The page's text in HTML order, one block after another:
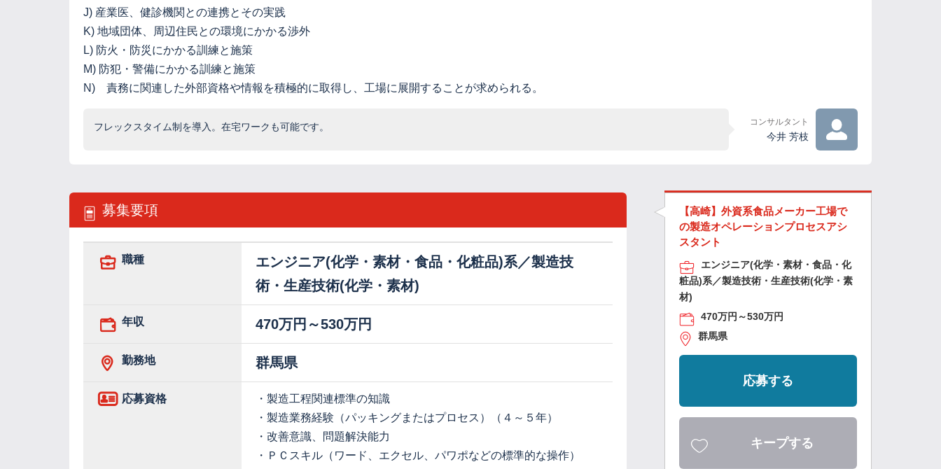
J) 産業医、健診機関との連携とその実践
K) 地域団体、周辺住民との環境にかかる渉外
L) 防火・防災にかかる訓練と施策
M) 防犯・警備にかかる訓練と施策
N) 責務に関連した外部資格や情報を積極的に取得し、工場に展開することが求められる。
フレックスタイム制を導入。在宅ワークも可能です。 コンサルタント
今井 芳枝
募集要項
職種
エンジニア(化学・素材・食品・化粧品)系／製造技
術・生産技術(化学・素材)
年収 470万円～530万円
勤務地 群馬県
応募資格
・製造工程関連標準の知識
・製造業務経験（パッキングまたはプロセス）（４～５年）
・改善意識、問題解決能力
・ＰＣスキル（ワード、エクセル、パワポなどの標準的な操作）
【高崎】外資系食品メーカー工場で
の製造オペレーションプロセスアシ
スタント
エンジニア(化学・素材・食品・化
粧品)系／製造技術・生産技術(化学・素
材)
470万円～530万円
群馬県
応募する
キープする